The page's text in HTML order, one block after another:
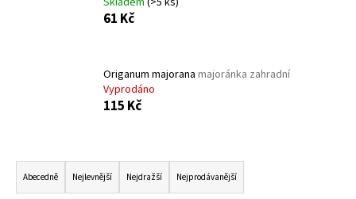
61 Kč
Origanum majorana majoránka zahradní
Vyprodáno
115 Kč
Ř
aAbecedně Nejlevnější Nejdražší Nejprodávanější
HLEDAT